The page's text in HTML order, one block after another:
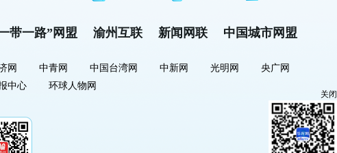
带一路”网盟 渝州互联 新闻网联 中国城市网盟
网 中青网 中国台湾网 中新网 光明网
央广网
中心 环球人物网
关闭